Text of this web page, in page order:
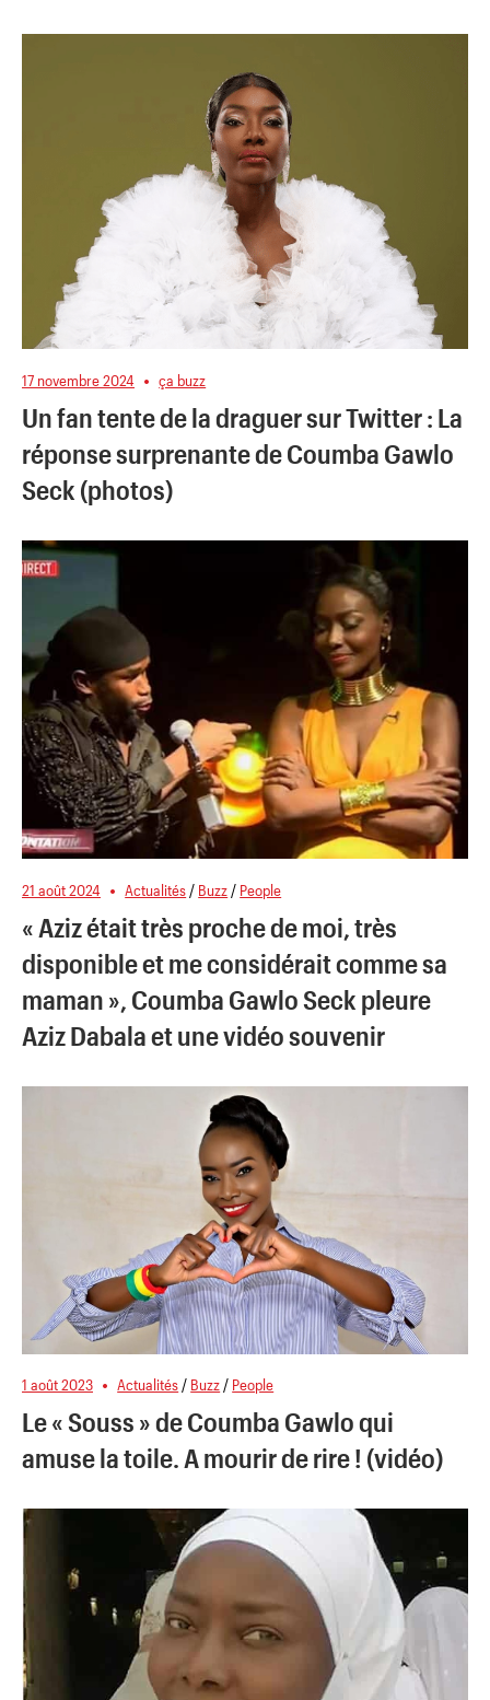
17 novembre 2024 ça buzz
Un fan tente de la draguer sur Twitter : La
réponse surprenante de Coumba Gawlo
Seck (photos)
21 août 2024 Actualités / Buzz / People
« Aziz était très proche de moi, très
disponible et me considérait comme sa
maman », Coumba Gawlo Seck pleure
Aziz Dabala et une vidéo souvenir
1 août 2023 Actualités / Buzz / People
Le « Souss » de Coumba Gawlo qui
amuse la toile. A mourir de rire ! (vidéo)